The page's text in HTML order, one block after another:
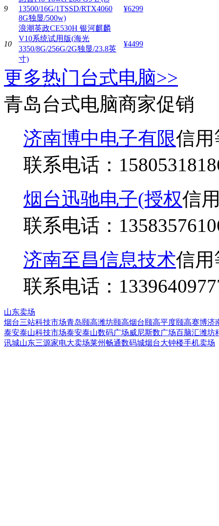
9
13500/16G/1TSSD/RTX4060
8G独显/500w)
¥6299
10
浪潮英政CE530H 银河麒麟
V10系统试用版(海光
3350/8G/256G/2G独显/23.8英
寸)
¥4499
更多热门台式电脑>>
青岛台式电脑商家促销
济南博中电子有限信用
联系电话：
烟台迅驰电子(授权信
联系电话：
济南至昌信息技术信用
联系电话：
山东卖场
烟台三站科技市场青岛颐高潍坊颐高烟台颐高平度颐高赛博济
泰安泰山科技市场泰安泰山数码广场威尼斯数广场百脑汇潍坊
讯城山东三源家电大卖场莱州畅通数码城烟台大钟楼手机卖场